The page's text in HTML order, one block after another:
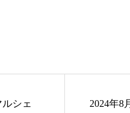
シェ
2024年8